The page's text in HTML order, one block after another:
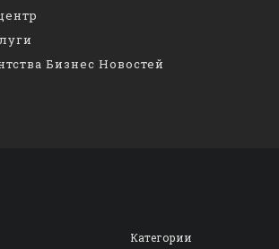
Бизнес Новостей
Категории